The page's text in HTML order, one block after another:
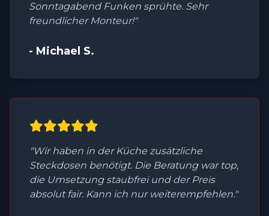
Sonntagabend Funken sprühte. Sehr
freundlicher Monteur!"
- Michael S.
"Wir haben in der Küche zusätzliche
Steckdosen benötigt. Die Beratung war top,
die Umsetzung staubfrei und der Preis
absolut fair. Kann ich nur weiterempfehlen."